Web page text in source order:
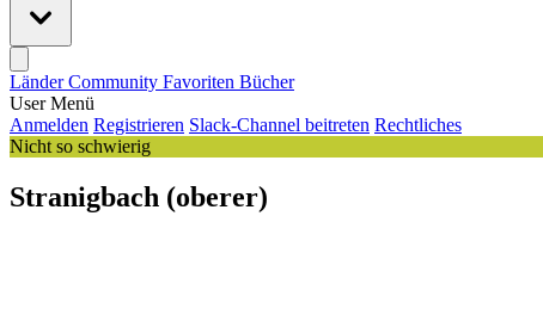
LänderCommunity Favoriten Bücher
User Menü
Anmelden Registrieren Slack-Channel beitreten Rechtliches
Nicht so schwierig
Stranigbach (oberer)